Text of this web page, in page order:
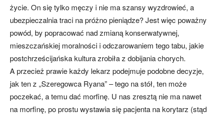
życie. On się tylko męczy i nie ma szansy wyzdrowieć, a
ubezpieczalnia traci na próżno pieniądze? Jest więc poważny
powód, by popracować nad zmianą konserwatywnej,
mieszczańskiej moralności i odczarowaniem tego tabu, jakie
postchrześcijańska kultura zrobiła z dobijania chorych.
A przecież prawie każdy lekarz podejmuje podobne decyzje,
jak ten z „Szeregowca Ryana” – tego na stół, ten może
poczekać, a temu dać morfinę. U nas zresztą nie ma nawet
na morfinę, po prostu wystawia się pacjenta na korytarz (stąd